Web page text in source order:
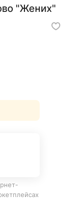
"Жених"